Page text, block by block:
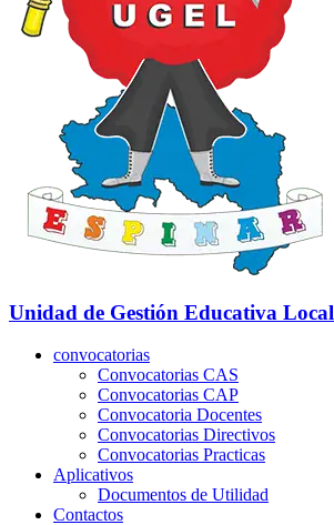
Unidad de Gestión Educativa Local
convocatorias
Convocatorias CAS
Convocatorias CAP
Convocatoria Docentes
Convocatorias Directivos
Convocatorias Practicas
Aplicativos
Documentos de Utilidad
Contactos